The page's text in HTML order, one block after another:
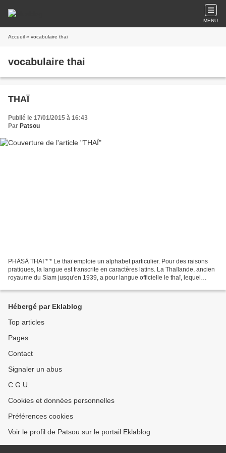
MENU
Accueil » vocabulaire thai
vocabulaire thai
THAÏ
Publié le 17/01/2015 à 16:43
Par Patsou
PHĀSĀ THAI * * Le thaï emploie un alphabet particulier. Pour des raisons
pratiques, la langue est transcrite en caractères latins. La Thaïlande, ancien
royaume du Siam jusqu'en 1939, a pour langue officielle le thaï, lequel
Hébergé par Eklablog
Top articles
Pages
Contact
Signaler un abus
C.G.U.
Cookies et données personnelles
Préférences cookies
Voir le profil de Patsou sur le portail Eklablog